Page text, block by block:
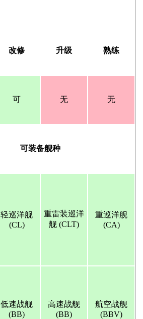
改修 升级 熟练
可 无 无
可装备舰种
轻巡洋舰
(CL)
重雷装巡洋
舰 (CLT)
重巡洋舰
(CA)
低速战舰
(BB)
高速战舰
(BB)
航空战舰
(BBV)